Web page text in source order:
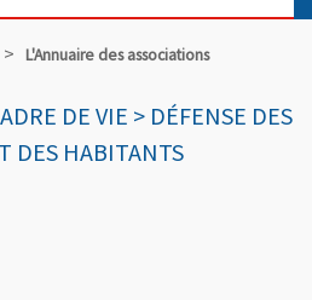
L'Annuaire des associations
DE VIE > DÉFENSE DES
DES HABITANTS